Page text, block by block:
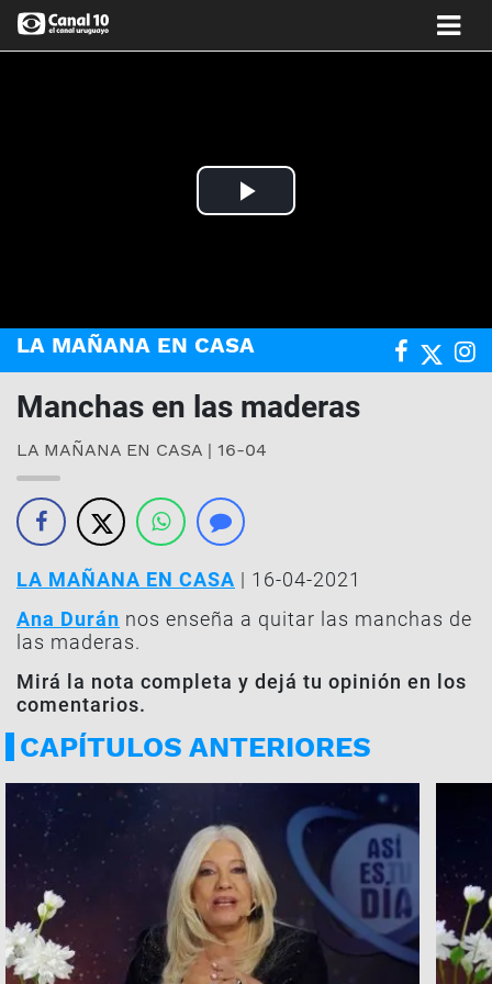
Play
LA MAÑANA EN CASA
Manchas en las maderas
LA MAÑANA EN CASA | 16-04
LA MAÑANA EN CASA | 16-04-2021
Ana Durán nos enseña a quitar las manchas de
las maderas.
Mirá la nota completa y dejá tu opinión en los
comentarios.
CAPÍTULOS ANTERIORES